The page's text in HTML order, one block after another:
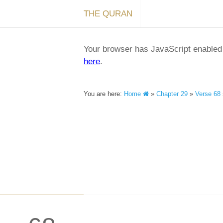
THE QURAN
Your browser has JavaScript
here.
You are here: Home » Chapter 29 » Verse 68